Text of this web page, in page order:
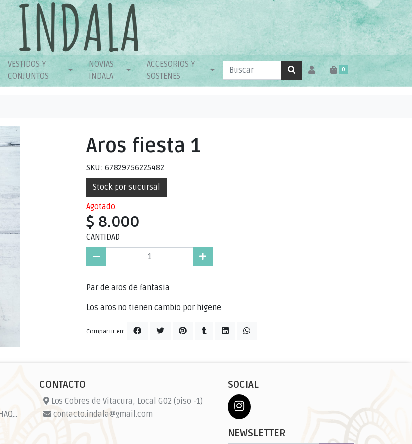
0
VESTIDOS Y
CONJUNTOS
NOVIAS
INDALA
ACCESORIOS Y
SOSTENES
Aros fiesta 1
SKU: 67829756225482
Stock por sucursal
Agotado.
$ 8.000
CANTIDAD
Par de aros de fantasia
Los aros no tienen cambio por higene
Compartir en:
CHALECOS, Y CHAQUETAS
CONTACTO
Los Cobres de Vitacura, Local G02 (piso -1)
contacto.indala@gmail.com
SOCIAL
NEWSLETTER